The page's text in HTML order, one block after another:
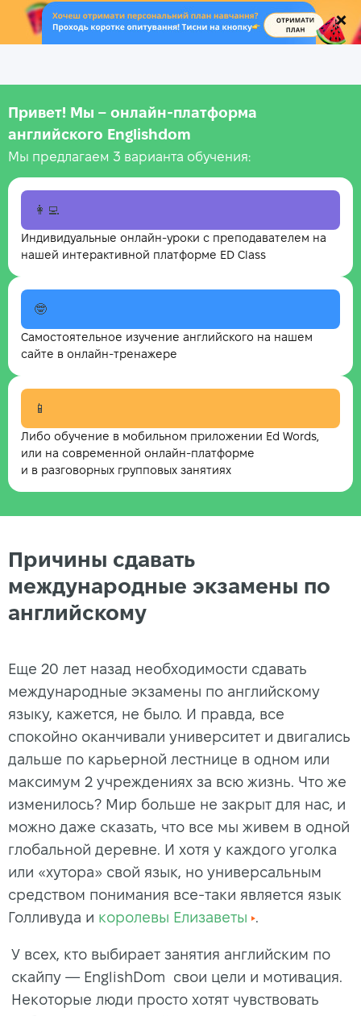
.
Привет! Мы – онлайн‑платформа
английского Englishdom
Мы предлагаем 3 варианта обучения:
👩‍💻
Индивидуальные онлайн-уроки с преподавателем на
нашей интерактивной платформе ED Class
🤓
Самостоятельное изучение английского на нашем
сайте в онлайн-тренажере
📱
Либо обучение в мобильном приложении Ed Words,
или на современной онлайн-платформе
и в разговорных групповых занятиях
Причины сдавать
международные экзамены по
английскому
Еще 20 лет назад необходимости сдавать
международные экзамены по английскому
языку, кажется, не было. И правда, все
спокойно оканчивали университет и двигались
дальше по карьерной лестнице в одном или
максимум 2 учреждениях за всю жизнь. Что же
изменилось? Мир больше не закрыт для нас, и
можно даже сказать, что все мы живем в одной
глобальной деревне. И хотя у каждого уголка
или «хутора» свой язык, но универсальным
средством понимания все-таки является язык
Голливуда и королевы Елизаветы .
У всех, кто выбирает занятия английским по
скайпу — EnglishDom свои цели и мотивация.
Некоторые люди просто хотят чувствовать